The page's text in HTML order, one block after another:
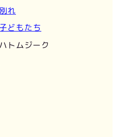
れ
どもたち
トムジーク